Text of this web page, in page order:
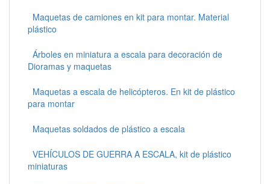
Maquetas de camiones en kit para montar. Material
plástico
Árboles en miniatura a escala para decoración de
Dioramas y maquetas
Maquetas a escala de helicópteros. En kit de plástico
para montar
Maquetas soldados de plástico a escala
VEHÍCULOS DE GUERRA A ESCALA, kit de plástico
miniaturas